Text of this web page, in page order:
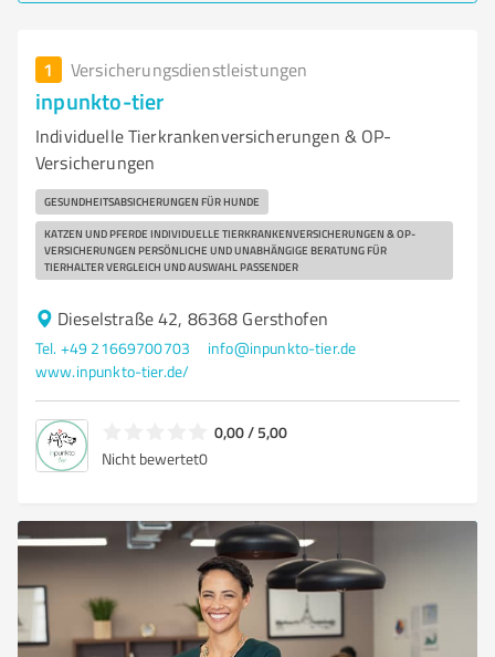
1 Versicherungsdienstleistungen
inpunkto-tier
Individuelle Tierkrankenversicherungen & OP-
Versicherungen
GESUNDHEITSABSICHERUNGEN FÜR HUNDE
KATZEN UND PFERDE INDIVIDUELLE TIERKRANKENVERSICHERUNGEN & OP-
VERSICHERUNGEN PERSÖNLICHE UND UNABHÄNGIGE BERATUNG FÜR
TIERHALTER VERGLEICH UND AUSWAHL PASSENDER
Dieselstraße 42, 86368 Gersthofen
Tel. +49 21669700703
info@inpunkto-tier.de
www.inpunkto-tier.de/
0,00 / 5,00
Nicht bewertet0